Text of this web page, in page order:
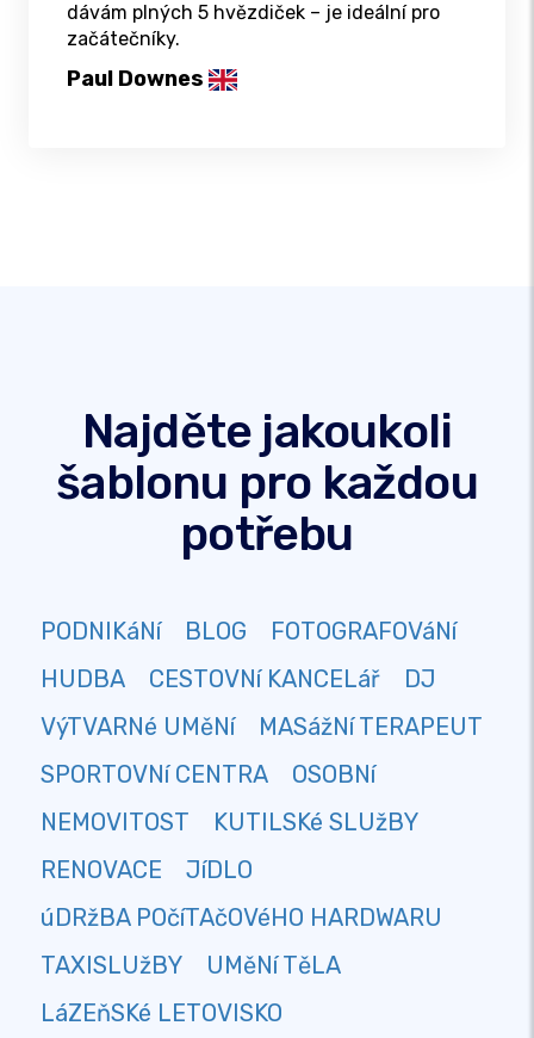
dávám plných 5 hvězdiček – je ideální pro
začátečníky.
Paul Downes
Najděte jakoukoli
šablonu pro každou
potřebu
PODNIKáNí BLOG
FOTOGRAFOVáNí
HUDBA
CESTOVNí KANCELář
DJ
VýTVARNé UMěNí
MASážNí TERAPEUT
SPORTOVNí CENTRA
OSOBNí
NEMOVITOST
KUTILSKé SLUžBY
RENOVACE
JíDLO
úDRžBA POčíTAčOVéHO HARDWARU
TAXISLUžBY
UMěNí TěLA
LáZEňSKé LETOVISKO